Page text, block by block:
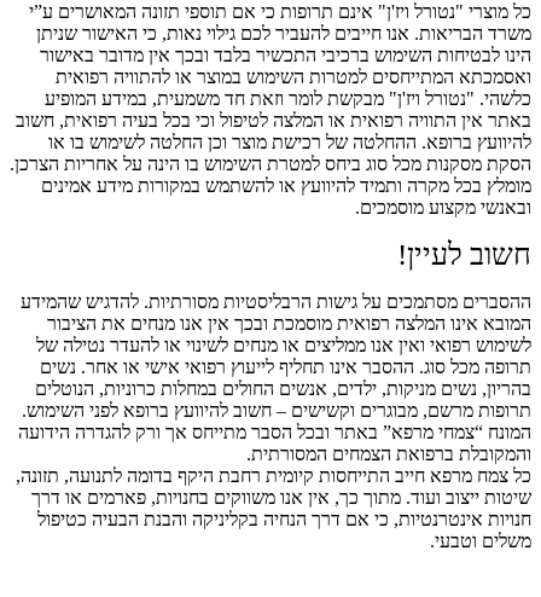
כל מוצרי "נטורל ויז'ן" אינם תרופות כי אם תוספי תזונה המאושרים ע”י
משרד הבריאות. אנו חייבים להעביר לכם גילוי נאות, כי האישור שניתן
הינו לבטיחות השימוש ברכיבי התכשיר בלבד ובכך אין מדובר באישור
ואסמכתא המתייחסים למטרות השימוש במוצר או להתוויה רפואית
כלשהי. "נטורל ויז'ן" מבקשת לומר וזאת חד משמעית, במידע המופיע
באתר אין התוויה רפואית או המלצה לטיפול וכי בכל בעיה רפואית, חשוב
להיוועץ ברופא. ההחלטה של רכישת מוצר וכן החלטה לשימוש בו או
הסקת מסקנות מכל סוג ביחס למטרת השימוש בו הינה על אחריות הצרכן.
מומלץ בכל מקרה ותמיד להיוועץ או להשתמש במקורות מידע אמינים
ובאנשי מקצוע מוסמכים.
חשוב לעיין!
ההסברים מסתמכים על גישות הרבליסטיות מסורתיות. להדגיש שהמידע
המובא אינו המלצה רפואית מוסמכת ובכך אין אנו מנחים את הציבור
לשימוש רפואי ואין אנו ממליצים או מנחים לשינוי או להעדר נטילה של
תרופה מכל סוג. ההסבר אינו תחליף לייעוץ רפואי אישי או אחר. נשים
בהריון, נשים מניקות, ילדים, אנשים החולים במחלות כרוניות, הנוטלים
תרופות מרשם, מבוגרים וקשישים – חשוב להיוועץ ברופא לפני השימוש.
המונח “צמחי מרפא” באתר ובכל הסבר מתייחס אך ורק להגדרה הידועה
והמקובלת ברפואת הצמחים המסורתית.
כל צמח מרפא חייב התייחסות קיומית רחבת היקף בדומה לתנועה, תזונה,
שיטות ייצוב ועוד. מתוך כך, אין אנו משווקים בחנויות, פארמים או דרך
חנויות אינטרנטיות, כי אם דרך הנחיה בקליניקה והבנת הבעיה כטיפול
משלים וטבעי.